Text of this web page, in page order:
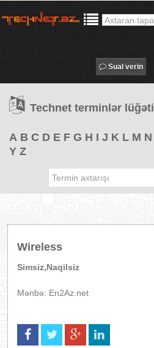
Sual verin
Technet terminlər lüğəti
A B C D E F G H I J K L M N
Y Z
Wireless
Simsiz,Naqilsiz
Mənbə: En2Az.net